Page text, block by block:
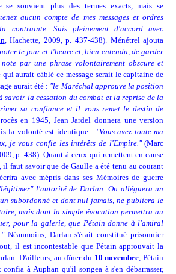
se souvient plus des termes exacts, mais se
aucun compte de mes messages et ordres
contrainte. Suis pleinement d'accord avec
, Hachette, 2009, p. 437-438). Ménétrel ajouta
le jour et l'heure et, bien entendu, de garder
par une phrase volontairement obscure et
aurait câblé ce message serait le capitaine de
aurait été : "le Maréchal approuve la position
savoir la cessation du combat et la reprise de la
sa confiance et il vous remet le destin de
en 1945, Jean Jardel donnera une version
la volonté est identique : "Vous avez toute ma
je vous confie les intérêts de l'Empire."(Marc
p. 438). Quant à ceux qui remettent en cause
il faut savoir que de Gaulle a été tenu au courant
avec mépris dans ses Mémoires de guerre
l'autorité de Darlan. On alléguera un
subordonné et dont nul jamais, ne publiera le
mais dont la simple évocation permettra au
pour la galerie, que Pétain donne à l'amiral
Néanmoins, Darlan s'était constitué prisonnier
il est incontestable que Pétain approuvait la
D'ailleurs, au dîner du 10 novembre , Pétain
à Auphan qu'il songea à s'en débarrasser,